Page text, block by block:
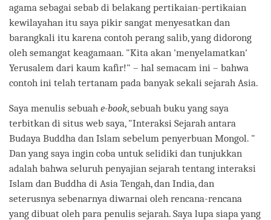
agama sebagai sebab di belakang pertikaian-pertikaian
kewilayahan itu saya pikir sangat menyesatkan dan
barangkali itu karena contoh perang salib, yang didorong
oleh semangat keagamaan. "Kita akan 'menyelamatkan'
Yerusalem dari kaum kafir!" – hal semacam ini – bahwa
contoh ini telah tertanam pada banyak sekali sejarah Asia.
Saya menulis sebuah e-book, sebuah buku yang saya
terbitkan di situs web saya, "Interaksi Sejarah antara
Budaya Buddha dan Islam sebelum penyerbuan Mongol. "
Dan yang saya ingin coba untuk selidiki dan tunjukkan
adalah bahwa seluruh penyajian sejarah tentang interaksi
Islam dan Buddha di Asia Tengah, dan India, dan
seterusnya sebenarnya diwarnai oleh rencana-rencana
yang dibuat oleh para penulis sejarah. Saya lupa siapa yang